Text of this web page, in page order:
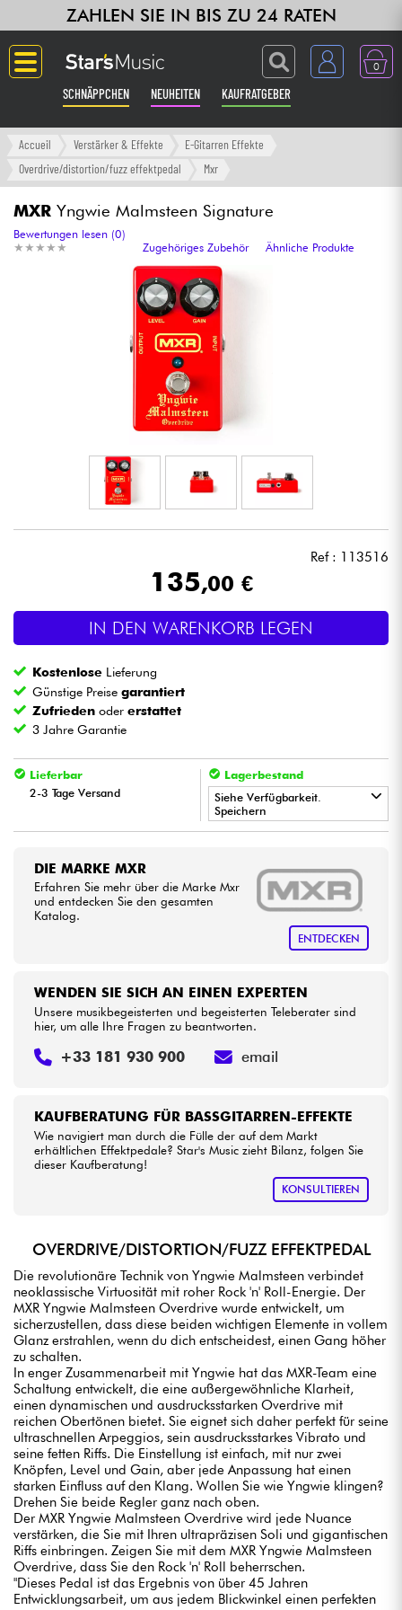
ZAHLEN SIE IN BIS ZU 24 RATEN
0
SCHNÄPPCHEN NEUHEITEN KAUFRATGEBER
Langue
Verstärker & Effekte
Klaviere & Piano
Synths & samplers
Licht
Blasinstrumente
Kinder
HiFi
Sehen Sie sich unsere Marken an
Accueil Verstärker & Effekte
E-Gitarren Effekte
Overdrive/distortion/fuzz effektpedal
Mxr
MXR Yngwie Malmsteen Signature
★ ★ ★ ★ ★
★ ★ ★ ★ ★
Bewertungen lesen (0)
Zugehöriges Zubehör
Ähnliche Produkte
Ref : 113516
135,00 €
IN DEN WARENKORB LEGEN
Kostenlose Lieferung
Günstige Preisegarantiert
Zufrieden odererstattet
3 Jahre Garantie
Lieferbar
2-3 Tage Versand
Lagerbestand
Siehe Verfügbarkeit.
Speichern
• Star'S LYON
DIE MARKE MXR
Erfahren Sie mehr über die Marke Mxr
und entdecken Sie den gesamten
Katalog.
ENTDECKEN
KAUFBERATUNG FÜR BASSGITARREN-EFFEKTE
Wie navigiert man durch die Fülle der auf dem Markt
erhältlichen Effektpedale? Star's Music zieht Bilanz, folgen Sie
dieser Kaufberatung!
KONSULTIEREN
WENDEN SIE SICH AN EINEN EXPERTEN
Unsere musikbegeisterten und begeisterten Teleberater sind
hier, um alle Ihre Fragen zu beantworten.
+33 181 930 900 email
OVERDRIVE/DISTORTION/FUZZ EFFEKTPEDAL
Die revolutionäre Technik von Yngwie Malmsteen verbindet
neoklassische Virtuosität mit roher Rock 'n' Roll-Energie. Der
MXR Yngwie Malmsteen Overdrive wurde entwickelt, um
sicherzustellen, dass diese beiden wichtigen Elemente in vollem
Glanz erstrahlen, wenn du dich entscheidest, einen Gang höher
zu schalten.
In enger Zusammenarbeit mit Yngwie hat das MXR-Team eine
Schaltung entwickelt, die eine außergewöhnliche Klarheit,
einen dynamischen und ausdrucksstarken Overdrive mit
reichen Obertönen bietet. Sie eignet sich daher perfekt für seine
ultraschnellen Arpeggios, sein ausdrucksstarkes Vibrato und
seine fetten Riffs. Die Einstellung ist einfach, mit nur zwei
Knöpfen, Level und Gain, aber jede Anpassung hat einen
starken Einfluss auf den Klang. Wollen Sie wie Yngwie klingen?
Drehen Sie beide Regler ganz nach oben.
Der MXR Yngwie Malmsteen Overdrive wird jede Nuance
verstärken, die Sie mit Ihren ultrapräzisen Soli und gigantischen
Riffs einbringen. Zeigen Sie mit dem MXR Yngwie Malmsteen
Overdrive, dass Sie den Rock 'n' Roll beherrschen.
"Dieses Pedal ist das Ergebnis von über 45 Jahren
Entwicklungsarbeit, um aus jedem Blickwinkel einen perfekten